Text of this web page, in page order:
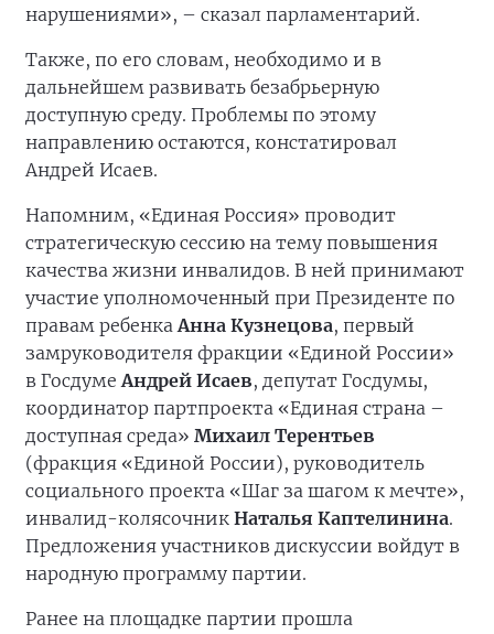
нарушениями», – сказал парламентарий.
Также, по его словам, необходимо и в
дальнейшем развивать безабрьерную
доступную среду. Проблемы по этому
направлению остаются, констатировал
Андрей Исаев.
Напомним, «Единая Россия» проводит
стратегическую сессию на тему повышения
качества жизни инвалидов. В ней принимают
участие уполномоченный при Президенте по
правам ребенкаАнна Кузнецова, первый
замруководителя фракции «Единой России»
в ГосдумеАндрей Исаев, депутат Госдумы,
координатор партпроекта «Единая страна –
доступная среда» Михаил Терентьев
(фракция «Единой России), руководитель
социального проекта «Шаг за шагом к мечте»,
инвалид-колясочник Наталья Каптелинина.
Предложения участников дискуссии войдут в
народную программу партии.
Ранее на площадке партии прошла